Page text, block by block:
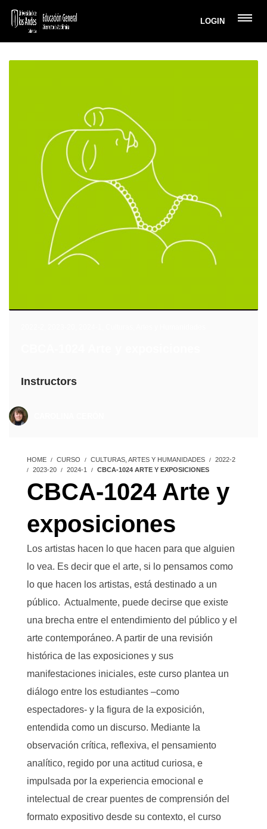
LOGIN
Instructors
HOME CURSO CULTURAS, ARTES Y HUMANIDADES
2022-2
2023-20
2024-1 CBCA-1024 ARTE Y EXPOSICIONES
CBCA-1024 Arte y
exposiciones
Los artistas hacen lo que hacen para que alguien
lo vea. Es decir que el arte, si lo pensamos como
lo que hacen los artistas, está destinado a un
público. Actualmente, puede decirse que existe
una brecha entre el entendimiento del público y el
arte contemporáneo. A partir de una revisión
histórica de las exposiciones y sus
manifestaciones iniciales, este curso plantea un
diálogo entre los estudiantes –como
espectadores- y la figura de la exposición,
entendida como un discurso. Mediante la
observación crítica, reflexiva, el pensamiento
analítico, regido por una actitud curiosa, e
impulsada por la experiencia emocional e
intelectual de crear puentes de comprensión del
formato expositivo desde su contexto, el curso